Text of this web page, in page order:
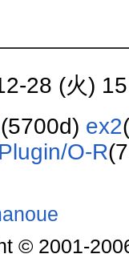
28 (火)
(5700d) ex2
O-R
© 2001-